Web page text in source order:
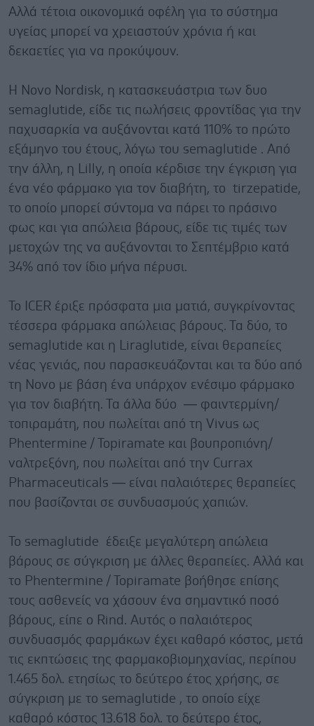
Αλλά τέτοια οικονομικά οφέλη για το σύστημα
υγείας μπορεί να χρειαστούν χρόνια ή και
δεκαετίες για να προκύψουν.
Η Novo Nordisk, η κατασκευάστρια των δυο
semaglutide, είδε τις πωλήσεις φροντίδας για την
παχυσαρκία να αυξάνονται κατά 110% το πρώτο
εξάμηνο του έτους, λόγω του semaglutide . Από
την άλλη, η Lilly, η οποία κέρδισε την έγκριση για
ένα νέο φάρμακο για τον διαβήτη, το tirzepatide,
το οποίο μπορεί σύντομα να πάρει το πράσινο
φως και για απώλεια βάρους, είδε τις τιμές των
μετοχών της να αυξάνονται το Σεπτέμβριο κατά
34% από τον ίδιο μήνα πέρυσι.
Το ICER έριξε πρόσφατα μια ματιά, συγκρίνοντας
τέσσερα φάρμακα απώλειας βάρους. Τα δύο, το
semaglutide και η Liraglutide, είναι θεραπείες
νέας γενιάς, που παρασκευάζονται και τα δύο από
τη Novo με βάση ένα υπάρχον ενέσιμο φάρμακο
για τον διαβήτη. Τα άλλα δύο — φαιντερμίνη/
τοπιραμάτη, που πωλείται από τη Vivus ως
Phentermine / Topiramate και βουπροπιόνη/
ναλτρεξόνη, που πωλείται από την Currax
Pharmaceuticals — είναι παλαιότερες θεραπείες
που βασίζονται σε συνδυασμούς χαπιών.
Το semaglutide έδειξε μεγαλύτερη απώλεια
βάρους σε σύγκριση με άλλες θεραπείες. Αλλά και
το Phentermine / Topiramate βοήθησε επίσης
τους ασθενείς να χάσουν ένα σημαντικό ποσό
βάρους, είπε ο Rind. Αυτός ο παλαιότερος
συνδυασμός φαρμάκων έχει καθαρό κόστος, μετά
τις εκπτώσεις της φαρμακοβιομηχανίας, περίπου
1.465 δολ. ετησίως το δεύτερο έτος χρήσης, σε
σύγκριση με το semaglutide , το οποίο είχε
καθαρό κόστος 13.618 δολ. το δεύτερο έτος,